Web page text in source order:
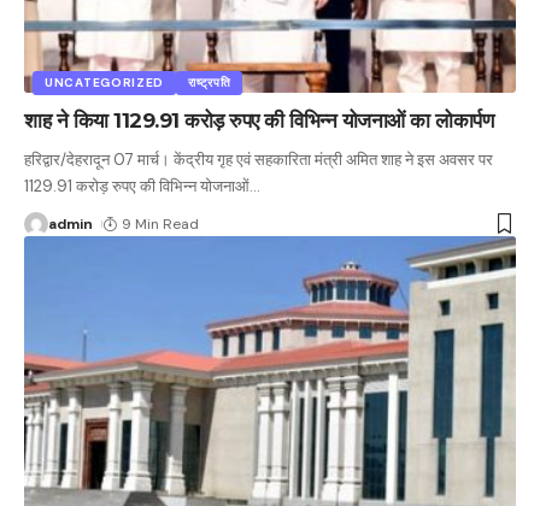
UNCATEGORIZED राष्ट्रपति
शाह ने किया 1129.91 करोड़ रुपए की विभिन्न योजनाओं का लोकार्पण
हरिद्वार/देहरादून 07 मार्च। केंद्रीय गृह एवं सहकारिता मंत्री अमित शाह ने इस अवसर पर
1129.91 करोड़ रुपए की विभिन्न योजनाओं…
admin 9 Min Read